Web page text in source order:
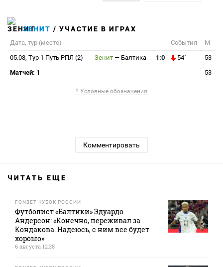
ЗЕНИТ / УЧАСТИЕ В ИГРАХ
Дата, тур (место) События
М
05.08, Тур 1 Путь РПЛ (2)
Зенит — Балтика 1:0 54`
53
Матчей: 1
53
? Условные обозначения
Комментировать
ЧИТАТЬ ЕЩЕ
FONBET КУБОК РОССИИ
Футболист «Балтики» Эдуардо
Андерсон: «Конечно, переживал за
Кондакова. Надеюсь, с ним все будет
хорошо»
6 августа 12:38